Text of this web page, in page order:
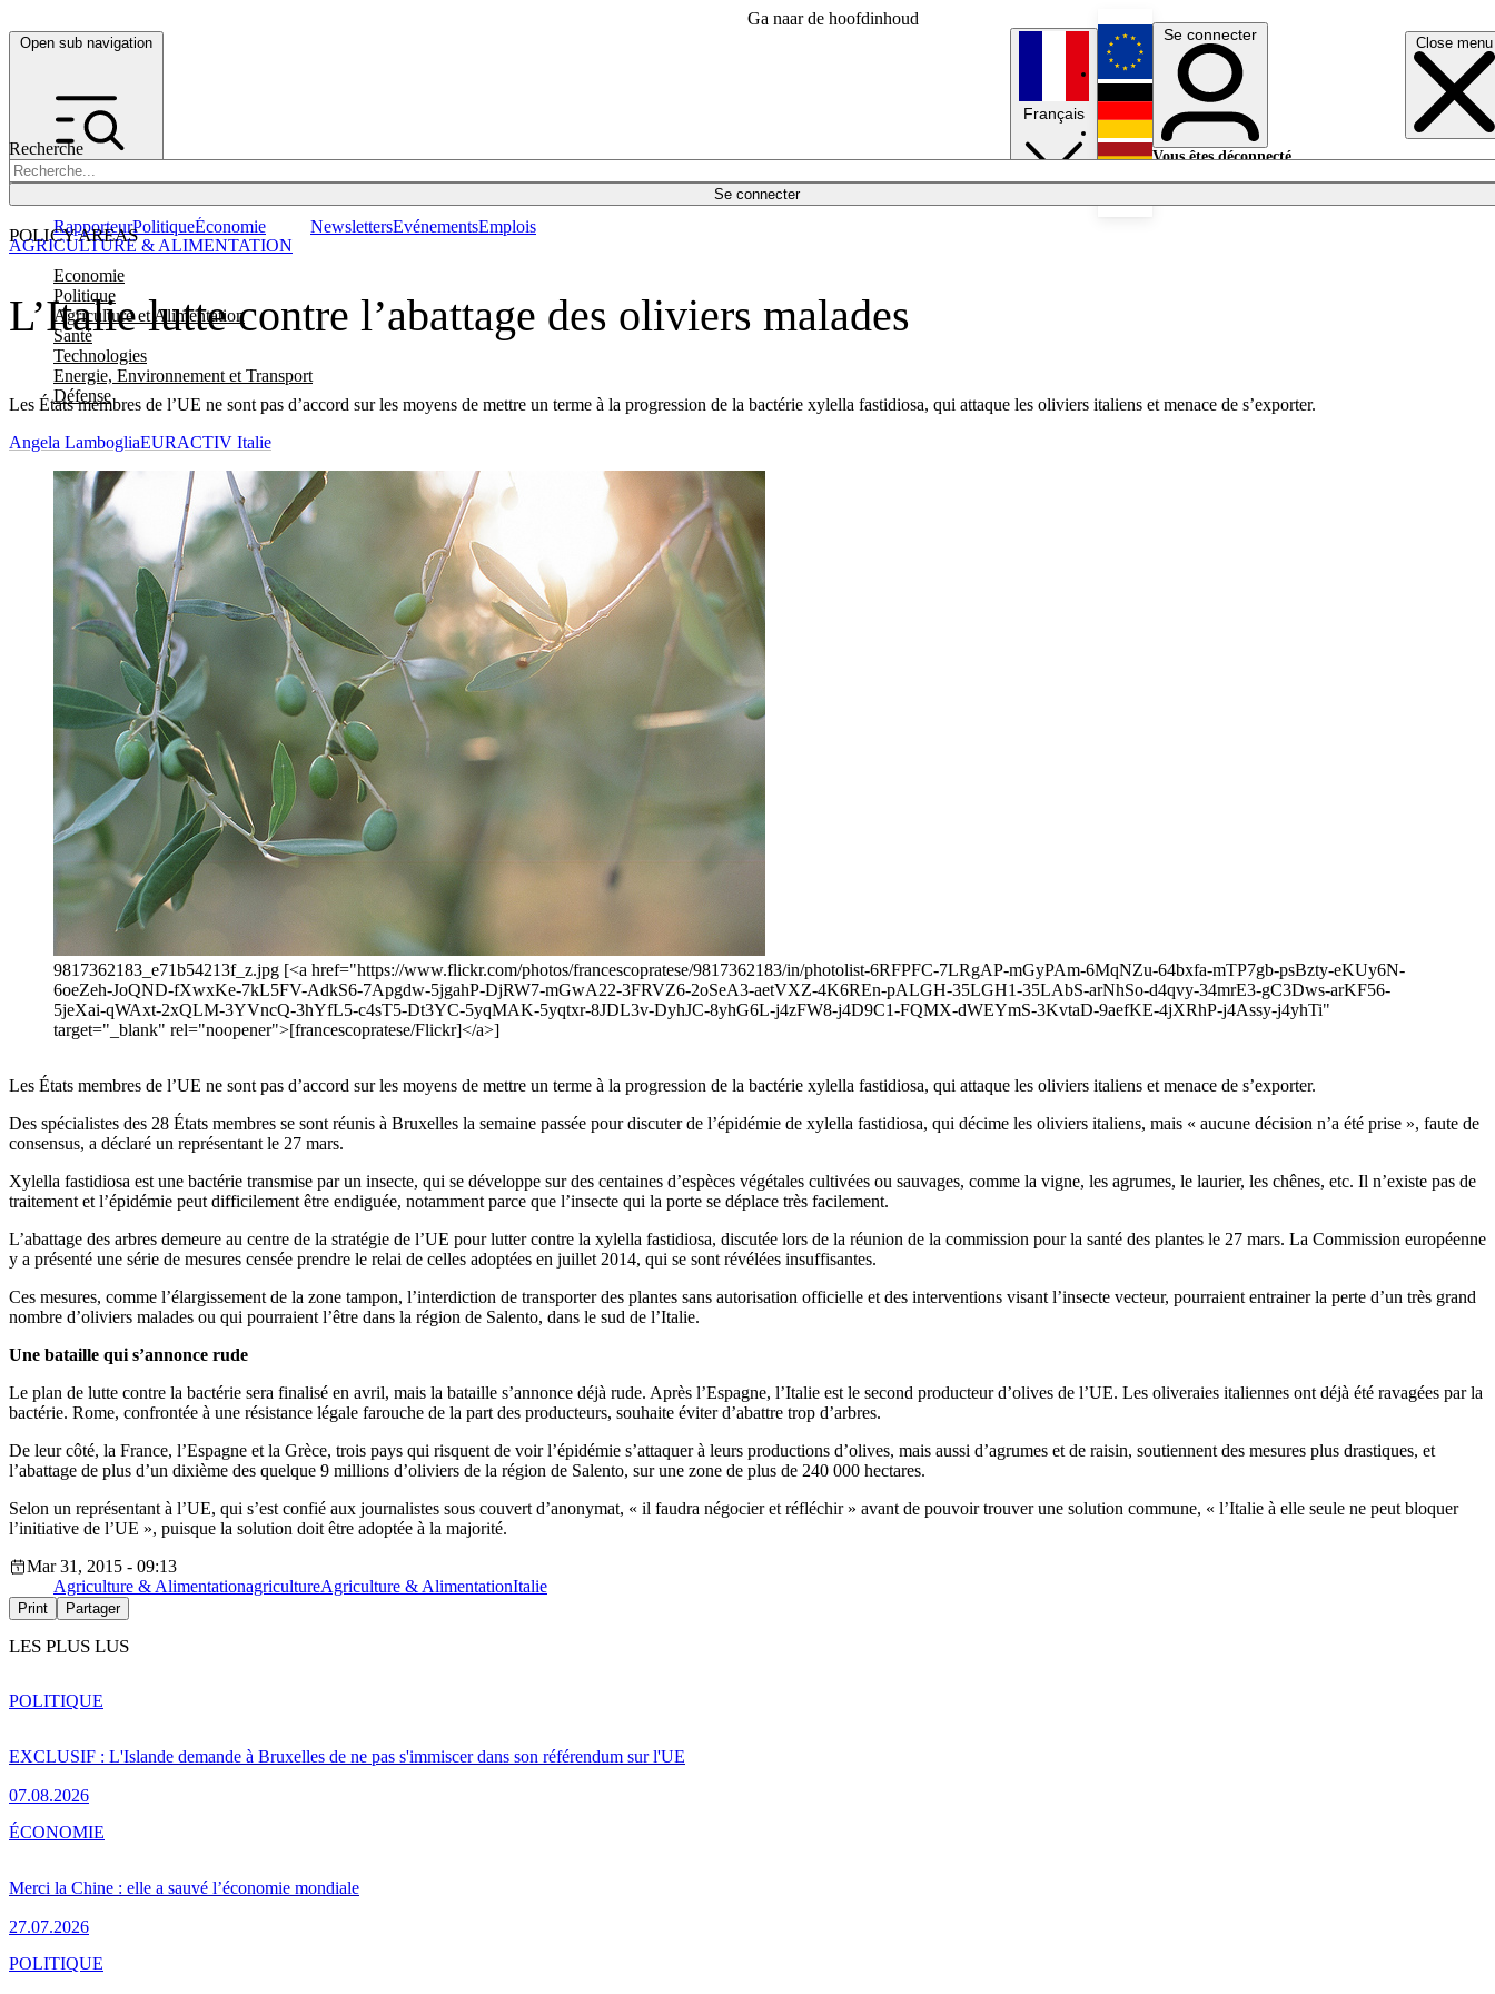
Ga naar de hoofdinhoud
Open sub navigation Close menu
Recherche
Se connecter
POLICY AREAS
Economie
Politique
Agriculture et Alimentation
Santé
Technologies
Energie, Environnement et Transport
Défense
RapporteurPolitiqueÉconomie NewslettersEvénementsEmplois
Français
English
Deutsch
Se connecter
Vous êtes déconnecté.
L’Italie lutte contre l’abattage des oliviers malades
Les États membres de l’UE ne sont pas d’accord sur les moyens de mettre un terme à la progression de la bactérie xylella fastidiosa, qui attaque les oliviers italiens et menace de s’exporter.
AGRICULTURE & ALIMENTATION
Angela LambogliaEURACTIV Italie
9817362183_e71b54213f_z.jpg [<a href="https://www.flickr.com/photos/francescopratese/9817362183/in/photolist-6RFPFC-7LRgAP-mGyPAm-6MqNZu-64bxfa-mTP7gb-psBzty-eKUy6N-
6oeZeh-JoQND-fXwxKe-7kL5FV-AdkS6-7Apgdw-5jgahP-DjRW7-mGwA22-3FRVZ6-2oSeA3-aetVXZ-4K6REn-pALGH-35LGH1-35LAbS-arNhSo-d4qvy-34mrE3-gC3Dws-arKF56-
5jeXai-qWAxt-2xQLM-3YVncQ-3hYfL5-c4sT5-Dt3YC-5yqMAK-5yqtxr-8JDL3v-DyhJC-8yhG6L-j4zFW8-j4D9C1-FQMX-dWEYmS-3KvtaD-9aefKE-4jXRhP-j4Assy-j4yhTi"
target="_blank" rel="noopener">[francescopratese/Flickr]</a>]
Les États membres de l’UE ne sont pas d’accord sur les moyens de mettre un terme à la progression de la bactérie xylella fastidiosa, qui attaque les oliviers italiens et menace de s’exporter.
Des spécialistes des 28 États membres se sont réunis à Bruxelles la semaine passée pour discuter de l’épidémie de xylella fastidiosa, qui décime les oliviers italiens, mais « aucune décision n’a été prise », faute de
consensus, a déclaré un représentant le 27 mars.
Xylella fastidiosa est une bactérie transmise par un insecte, qui se développe sur des centaines d’espèces végétales cultivées ou sauvages, comme la vigne, les agrumes, le laurier, les chênes, etc. Il n’existe pas de
traitement et l’épidémie peut difficilement être endiguée, notamment parce que l’insecte qui la porte se déplace très facilement.
L’abattage des arbres demeure au centre de la stratégie de l’UE pour lutter contre la xylella fastidiosa, discutée lors de la réunion de la commission pour la santé des plantes le 27 mars. La Commission européenne
y a présenté une série de mesures censée prendre le relai de celles adoptées en juillet 2014, qui se sont révélées insuffisantes.
Ces mesures, comme l’élargissement de la zone tampon, l’interdiction de transporter des plantes sans autorisation officielle et des interventions visant l’insecte vecteur, pourraient entrainer la perte d’un très grand
nombre d’oliviers malades ou qui pourraient l’être dans la région de Salento, dans le sud de l’Italie.
Une bataille qui s’annonce rude
Le plan de lutte contre la bactérie sera finalisé en avril, mais la bataille s’annonce déjà rude. Après l’Espagne, l’Italie est le second producteur d’olives de l’UE. Les oliveraies italiennes ont déjà été ravagées par la
bactérie. Rome, confrontée à une résistance légale farouche de la part des producteurs, souhaite éviter d’abattre trop d’arbres.
De leur côté, la France, l’Espagne et la Grèce, trois pays qui risquent de voir l’épidémie s’attaquer à leurs productions d’olives, mais aussi d’agrumes et de raisin, soutiennent des mesures plus drastiques, et
l’abattage de plus d’un dixième des quelque 9 millions d’oliviers de la région de Salento, sur une zone de plus de 240 000 hectares.
Selon un représentant à l’UE, qui s’est confié aux journalistes sous couvert d’anonymat, « il faudra négocier et réfléchir » avant de pouvoir trouver une solution commune, « l’Italie à elle seule ne peut bloquer
l’initiative de l’UE », puisque la solution doit être adoptée à la majorité.
Mar 31, 2015 - 09:13
Agriculture & AlimentationagricultureAgriculture & AlimentationItalie
Print Partager
LES PLUS LUS
EXCLUSIF : L'Islande demande à Bruxelles de ne pas s'immiscer dans son référendum sur l'UE
07.08.2026
POLITIQUE
Merci la Chine : elle a sauvé l’économie mondiale
27.07.2026
ÉCONOMIE
POLITIQUE